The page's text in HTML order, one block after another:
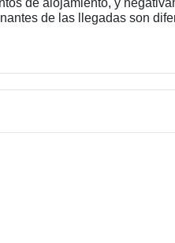
de alojamiento, y
de las llegadas son